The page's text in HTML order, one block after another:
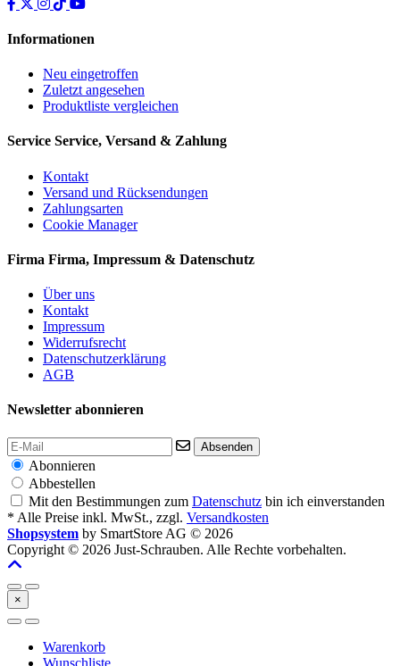
Informationen
Neu eingetroffen
Zuletzt angesehen
Produktliste vergleichen
Service Service, Versand & Zahlung
Kontakt
Versand und Rücksendungen
Zahlungsarten
Cookie Manager
Firma Firma, Impressum & Datenschutz
Über uns
Kontakt
Impressum
Widerrufsrecht
Datenschutzerklärung
AGB
Newsletter abonnieren
Absenden
Abonnieren
Abbestellen
Mit den Bestimmungen zum Datenschutz bin ich einverstanden
* Alle Preise inkl. MwSt., zzgl. Versandkosten
Shopsystem by SmartStore AG © 2026
Copyright © 2026 Just-Schrauben. Alle Rechte vorbehalten.
×
Warenkorb
Wunschliste